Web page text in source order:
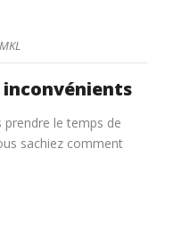
inconvénients
le temps de
sachiez comment